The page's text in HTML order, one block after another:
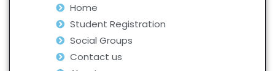
Home
Student Registration
Social Groups
Contact us